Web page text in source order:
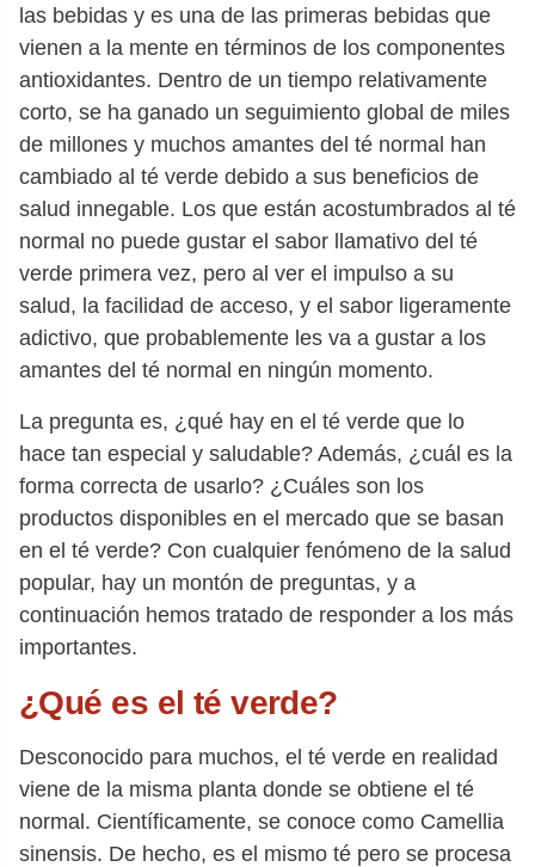
las bebidas y es una de las primeras bebidas que
vienen a la mente en términos de los componentes
antioxidantes. Dentro de un tiempo relativamente
corto, se ha ganado un seguimiento global de miles
de millones y muchos amantes del té normal han
cambiado al té verde debido a sus beneficios de
salud innegable. Los que están acostumbrados al té
normal no puede gustar el sabor llamativo del té
verde primera vez, pero al ver el impulso a su
salud, la facilidad de acceso, y el sabor ligeramente
adictivo, que probablemente les va a gustar a los
amantes del té normal en ningún momento.
La pregunta es, ¿qué hay en el té verde que lo
hace tan especial y saludable? Además, ¿cuál es la
forma correcta de usarlo? ¿Cuáles son los
productos disponibles en el mercado que se basan
en el té verde? Con cualquier fenómeno de la salud
popular, hay un montón de preguntas, y a
continuación hemos tratado de responder a los más
importantes.
¿Qué es el té verde?
Desconocido para muchos, el té verde en realidad
viene de la misma planta donde se obtiene el té
normal. Científicamente, se conoce como Camellia
sinensis. De hecho, es el mismo té pero se procesa